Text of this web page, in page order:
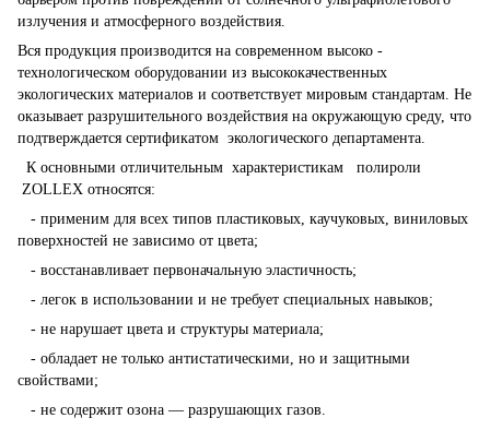
излучения и атмосферного воздействия.
Вся продукция производится на современном высоко -
технологическом оборудовании из высококачественных
экологических материалов и соответствует мировым стандартам. Не
оказывает разрушительного воздействия на окружающую среду, что
подтверждается сертификатом экологического департамента.
К основными отличительным характеристикам полироли
ZOLLEX относятся:
- применим для всех типов пластиковых, каучуковых, виниловых
поверхностей не зависимо от цвета;
- восстанавливает первоначальную эластичность;
- легок в использовании и не требует специальных навыков;
- не нарушает цвета и структуры материала;
- обладает не только антистатическими, но и защитными
свойствами;
- не содержит озона — разрушающих газов.